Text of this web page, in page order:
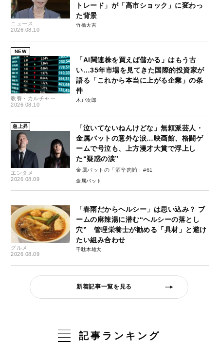
ニュース
2026.08.10
トレード」が「高市ショック」に変わっ
た背景
竹橋大吉
NEW
教養・カルチャー
2026.08.10
「AI関連株を買えば儲かる」はもう古
い…35年市場を見てきた国際的投資家が
語る「これから本当に上がる企業」の条
件
木戸次郎
急上昇
エンタメ
2026.08.09
「泣いてないねんけどな」無頼派芸人・
金属バットの意外な涙…映画館、格闘ゲ
ームで号泣も、上方漫才大賞で浮上し
た“疑惑の涙”
金属バットの「酒辛肉鮪」#61
金属バット
グルメ
2026.08.09
「春雨だからヘルシー」は思い込み？ ブ
ームの麻辣湯に潜む“ヘルシーの落とし
穴” 管理栄養士が勧める「具材」と避け
たい組み合わせ
千駄木雄大
新着記事一覧を見る
記事ランキング